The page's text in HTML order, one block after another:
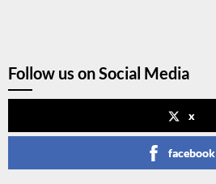
Follow us on Social Media
x
facebook